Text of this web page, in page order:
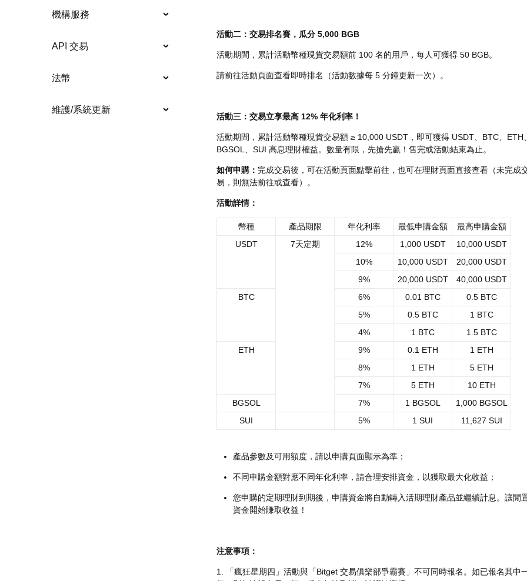
機構服務
API 交易
法幣
維護/系統更新
活動二：交易排名賽，瓜分 5,000 BGB
活動期間，累計活動幣種現貨交易額前 100 名的用戶，每人可獲得 50 BGB。
請前往活動頁面查看即時排名（活動數據每 5 分鐘更新一次）。
活動三：交易立享最高 12% 年化利率！
活動期間，累計活動幣種現貨交易額 ≥ 10,000 USDT，即可獲得 USDT、BTC、ETH、
BGSOL、SUI 高息理財權益。數量有限，先搶先贏！售完或活動結束為止。
如何申購： 完成交易後，可在活動頁面點擊前往，也可在理財頁面直接查看（未完成
易，則無法前往或查看）。
活動詳情：
幣種 產品期限 年化利率 最低申購金額
最高申購金額
USDT
7天定期 12% 1,000 USDT
10,000 USDT
10%
10,000 USDT
20,000 USDT
9%
20,000 USDT
40,000 USDT
BTC
6% 0.01 BTC
0.5 BTC
5%
0.5 BTC
1 BTC
4%
1 BTC
1.5 BTC
ETH
9% 0.1 ETH
1 ETH
8%
1 ETH
5 ETH
7%
5 ETH
10 ETH
BGSOL
7% 1 BGSOL
1,000 BGSOL
SUI
5% 1 SUI 11,627 SUI
產品參數及可用額度，請以申購頁面顯示為準；
不同申購金額對應不同年化利率，請合理安排資金，以獲取最大化收益；
您申購的定期理財到期後，申購資金將自動轉入活期理財產品並繼續計息。讓閒
資金開始賺取收益！
注意事項：
1. 「瘋狂星期四」活動與「Bitget 交易俱樂部爭霸賽」不可同時報名。如已報名其中